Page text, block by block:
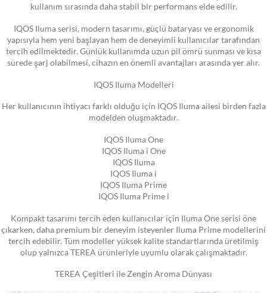
kullanım sırasında daha stabil bir performans elde edilir.
IQOS Iluma serisi, modern tasarımı, güçlü bataryası ve ergonomik
yapısıyla hem yeni başlayan hem de deneyimli kullanıcılar tarafından
tercih edilmektedir. Günlük kullanımda uzun pil ömrü sunması ve kısa
sürede şarj olabilmesi, cihazın en önemli avantajları arasında yer alır.
IQOS Iluma Modelleri
Her kullanıcının ihtiyacı farklı olduğu için IQOS Iluma ailesi birden fazla
modelden oluşmaktadır.
IQOS Iluma One
IQOS Iluma i One
IQOS Iluma
IQOS Iluma i
IQOS Iluma Prime
IQOS Iluma Prime i
Kompakt tasarımı tercih eden kullanıcılar için Iluma One serisi öne
çıkarken, daha premium bir deneyim isteyenler Iluma Prime modellerini
tercih edebilir. Tüm modeller yüksek kalite standartlarında üretilmiş
olup yalnızca TEREA ürünleriyle uyumlu olarak çalışmaktadır.
TEREA Çeşitleri ile Zengin Aroma Dünyası